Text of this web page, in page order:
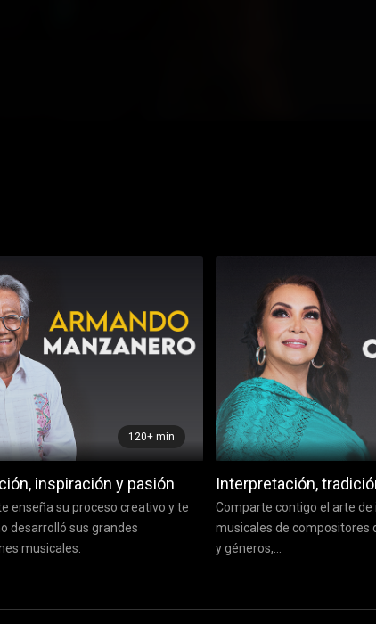
120+ min
inspiración y pasión
enseña su proceso creativo y te
desarrolló sus grandes
musicales.
Interpretación,
Comparte contigo el arte
musicales de compositores
y géneros,...